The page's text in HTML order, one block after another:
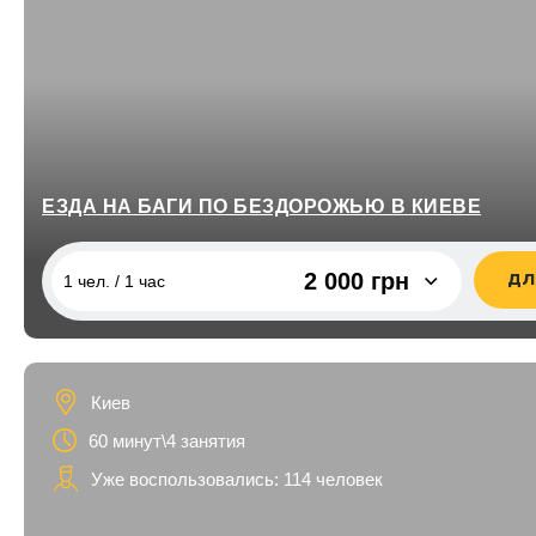
Чернигов
Для детей
для сына
для дочки
ЕЗДА НА БАГИ ПО БЕЗДОРОЖЬЮ В КИЕВЕ
1 чел. / 1 час 2 000 грн
2 чел. / 1 час\2 человека
1 чел. / 2 часа
2 чел. / 2 часа\2 человека 7 200 грн
Киев
60 минут\4 занятия
Уже воспользовались: 114 человек